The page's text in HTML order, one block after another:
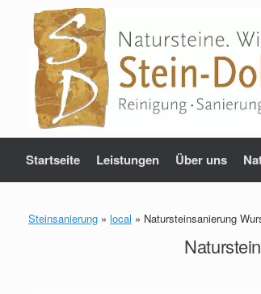
springen
Startseite Leistungen Über uns
Steinsanierung » local » Natursteinsanierung